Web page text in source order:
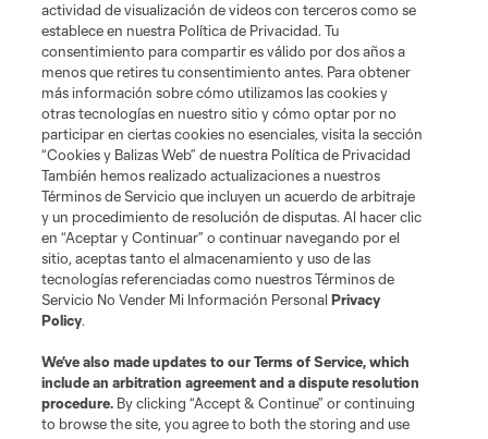
MLS NEXT Pro
Club Sites
Do Not Sell or Share My Personal Information
Cookies Settings
©2025 NEXT Pro, L.L.C.. The Major League Soccer and MLS name and
shield are registered trademarks of Major League Soccer, L.L.C. (“MLS”).
The MLS NEXT Pro name and logo are registered trademarks of NEXT Pro,
actividad de visualización de videos con terceros como se
establece en nuestra Política de Privacidad. Tu
consentimiento para compartir es válido por dos años a
menos que retires tu consentimiento antes. Para obtener
más información sobre cómo utilizamos las cookies y
otras tecnologías en nuestro sitio y cómo optar por no
participar en ciertas cookies no esenciales, visita la sección
“Cookies y Balizas Web” de nuestra Política de Privacidad
También hemos realizado actualizaciones a nuestros
Términos de Servicio que incluyen un acuerdo de arbitraje
y un procedimiento de resolución de disputas. Al hacer clic
en “Aceptar y Continuar” o continuar navegando por el
sitio, aceptas tanto el almacenamiento y uso de las
tecnologías referenciadas como nuestros Términos de
Servicio No Vender Mi Información PersonalPrivacy
Policy.
We’ve also made updates to ourTerms of Service, which
include an arbitration agreement and a dispute resolution
procedure. By clicking “Accept & Continue” or continuing
to browse the site, you agree to both the storing and use